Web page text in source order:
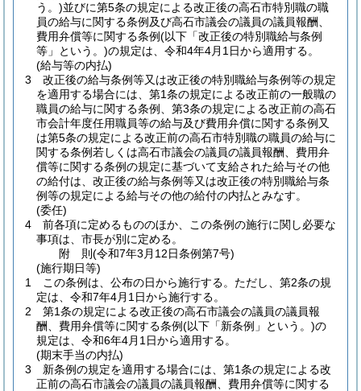
う。)並びに第5条の規定による改正後の高石市特別職の職
員の給与に関する条例及び高石市議会の議員の議員報酬、
費用弁償等に関する条例(以下「改正後の特別職給与条例
等」という。)の規定は、令和4年4月1日から適用する。
(給与等の内払)
3
改正後の給与条例等又は改正後の特別職給与条例等の規定
を適用する場合には、第1条の規定による改正前の一般職の
職員の給与に関する条例、第3条の規定による改正前の高石
市会計年度任用職員等の給与及び費用弁償に関する条例又
は第5条の規定による改正前の高石市特別職の職員の給与に
関する条例若しくは高石市議会の議員の議員報酬、費用弁
償等に関する条例の規定に基づいて支給された給与その他
の給付は、改正後の給与条例等又は改正後の特別職給与条
例等の規定による給与その他の給付の内払とみなす。
(委任)
4
前各項に定めるもののほか、この条例の施行に関し必要な
事項は、市長が別に定める。
附 則(令和7年3月12日条例第7号)
(施行期日等)
1
この条例は、公布の日から施行する。 ただし、第2条の規
定は、令和7年4月1日から施行する。
2
第1条の規定による改正後の高石市議会の議員の議員報
酬、費用弁償等に関する条例(以下「新条例」という。)の
規定は、令和6年4月1日から適用する。
(期末手当の内払)
3
新条例の規定を適用する場合には、第1条の規定による改
正前の高石市議会の議員の議員報酬、費用弁償等に関する